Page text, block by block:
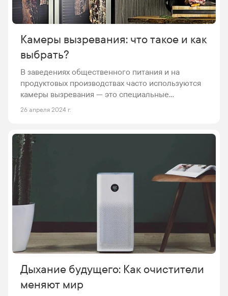
Камеры вызревания: что такое и как
выбрать?
В заведениях общественного питания и на
продуктовых производствах часто используются
камеры вызревания — это специальные
холодильники, которые обеспечивают особые
продуктов — разные параметры. Разберемся,
какие бывают камеры созревания, и в чем их
особенности.
26 апреля 2024 г.
Дыхание будущего: Как очистители
меняют мир